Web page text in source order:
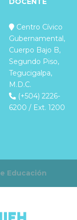
Centro Cívico
Gubernamental,
Cuerpo Bajo B,
Segundo Piso,
Tegucigalpa,
M.D.C.
(+504) 2226-
6200 / Ext. 1200
Educación